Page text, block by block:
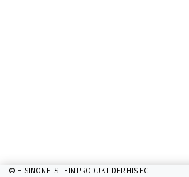
© HISINONE IST EIN PRODUKT DER HIS EG